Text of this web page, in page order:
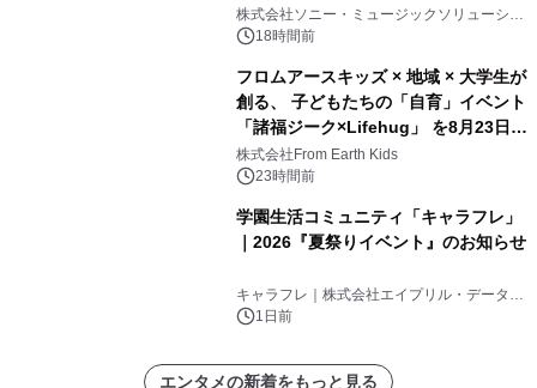
開始
株式会社ソニー・ミュージックソリューショ
ンズ18時間前
フロムアースキッズ × 地域 × 大学生が
創る、 子どもたちの「自育」イベント
「諸福ジーク×Lifehug」 を8月23日
(日)開催
株式会社From Earth Kids
23時間前
学園生活コミュニティ「キャラフレ」
｜2026『夏祭りイベント』のお知らせ
キャラフレ｜株式会社エイプリル・データ・
デザインズ
1日前
エンタメの新着をもっと見る